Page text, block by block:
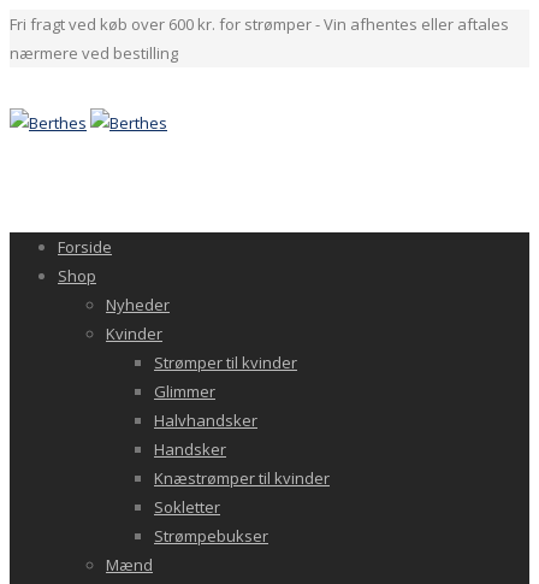
Fri fragt ved køb over 600 kr. for strømper - Vin afhentes eller aftales
nærmere ved bestilling
Forside
Shop
Nyheder
Kvinder
Strømper til kvinder
Glimmer
Halvhandsker
Handsker
Knæstrømper til kvinder
Sokletter
Strømpebukser
Mænd